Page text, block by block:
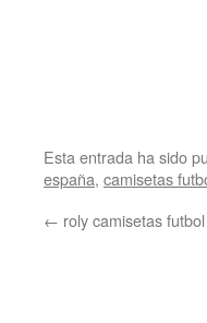
Esta entrada ha sido
españa, camisetas
← roly camisetas futbol